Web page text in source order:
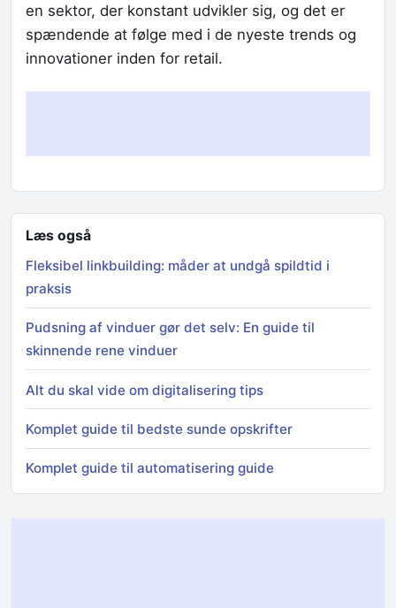
en sektor, der konstant udvikler sig, og det er
spændende at følge med i de nyeste trends og
innovationer inden for retail.
Læs også
Fleksibel linkbuilding: måder at undgå spildtid i
praksis
Pudsning af vinduer gør det selv: En guide til
skinnende rene vinduer
Alt du skal vide om digitalisering tips
Komplet guide til bedste sunde opskrifter
Komplet guide til automatisering guide